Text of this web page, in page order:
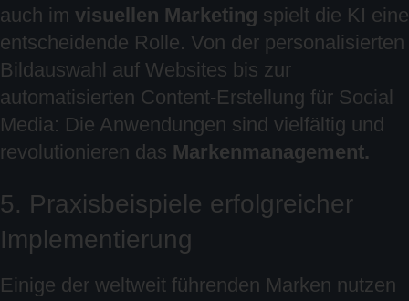
auch im visuellen Marketing spielt die KI eine
entscheidende Rolle. Von der personalisierten
Bildauswahl auf Websites bis zur
automatisierten Content-Erstellung für Social
Media: Die Anwendungen sind vielfältig und
revolutionieren das Markenmanagement.
5. Praxisbeispiele erfolgreicher
Implementierung
Einige der weltweit führenden Marken nutzen